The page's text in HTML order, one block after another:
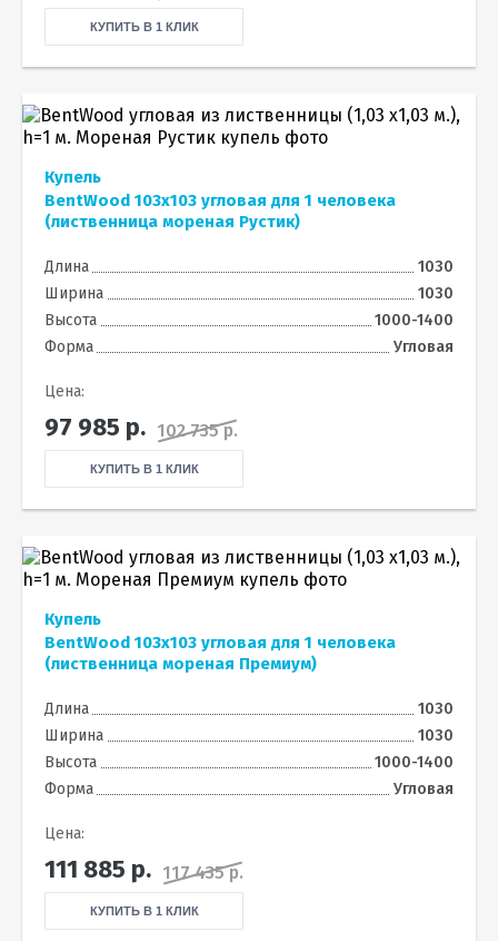
КУПИТЬ В 1 КЛИК
Купель
BentWood 103х103 угловая для 1 человека
(лиственница мореная Рустик)
Длина
1030
Ширина
1030
Высота
1000-1400
Форма
Угловая
Цена:
97 985 р. 102 735 р.
КУПИТЬ В 1 КЛИК
Купель
BentWood 103х103 угловая для 1 человека
(лиственница мореная Премиум)
Длина
1030
Ширина
1030
Высота
1000-1400
Форма
Угловая
Цена:
111 885 р. 117 435 р.
КУПИТЬ В 1 КЛИК